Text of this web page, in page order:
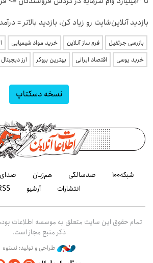
بازدید آنلاین‌شاپت رو زیاد کن، بازدید بالاتر =
بازرسی جرثقیل فرم ساز آنلاین خرید مواد شیمیایی
خرید یوسی
اقتصاد ایرانی بهترین بروکر ارز دیجیتال
نسخه دسکتاپ
شبکه۱۰۰ صدسالگی هم‌زبان
انتشارات
آرشیو
تمام حقوق این سایت متعلق به موسسه اطلاعات
ذکر منبع مجاز است.
طراحی و تولید: نستوه